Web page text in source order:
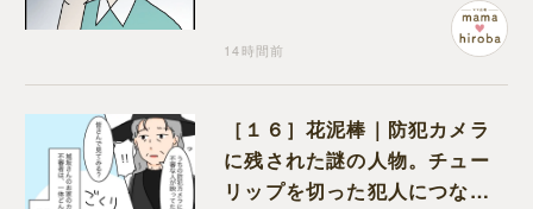
14時間前
［１６］花泥棒｜防犯カメラ
に残された謎の人物。チュー
リップを切った犯人につなが